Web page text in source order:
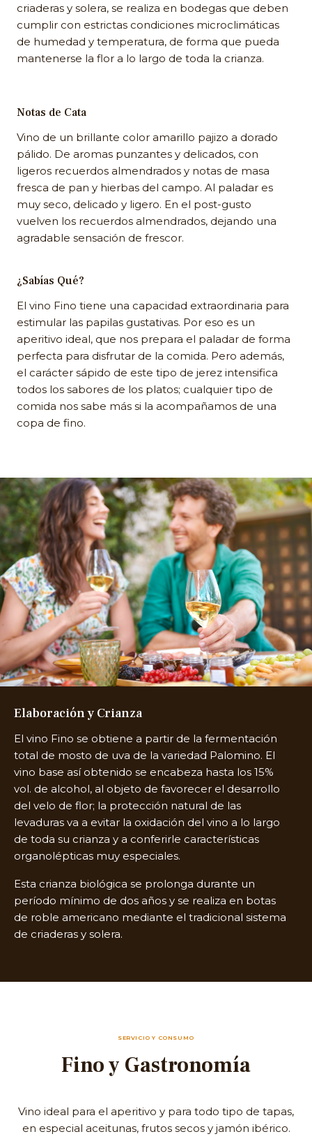
criaderas y solera, se realiza en bodegas que deben
cumplir con estrictas condiciones microclimáticas
de humedad y temperatura, de forma que pueda
mantenerse la flor a lo largo de toda la crianza.
Notas de Cata
Vino de un brillante color amarillo pajizo a dorado
pálido. De aromas punzantes y delicados, con
ligeros recuerdos almendrados y notas de masa
fresca de pan y hierbas del campo. Al paladar es
muy seco, delicado y ligero. En el post-gusto
vuelven los recuerdos almendrados, dejando una
agradable sensación de frescor.
¿Sabías Qué?
El vino Fino tiene una capacidad extraordinaria para
estimular las papilas gustativas. Por eso es un
aperitivo ideal, que nos prepara el paladar de forma
perfecta para disfrutar de la comida. Pero además,
el carácter sápido de este tipo de jerez intensifica
todos los sabores de los platos; cualquier tipo de
comida nos sabe más si la acompañamos de una
copa de fino.
Elaboración y Crianza
El vino Fino se obtiene a partir de la fermentación
total de mosto de uva de la variedad Palomino. El
vino base así obtenido se encabeza hasta los 15%
vol. de alcohol, al objeto de favorecer el desarrollo
del velo de flor; la protección natural de las
levaduras va a evitar la oxidación del vino a lo largo
de toda su crianza y a conferirle características
organolépticas muy especiales.
Esta crianza biológica se prolonga durante un
período mínimo de dos años y se realiza en botas
de roble americano mediante el tradicional sistema
de criaderas y solera.
SERVICIO Y CONSUMO
Fino y Gastronomía
Vino ideal para el aperitivo y para todo tipo de tapas,
en especial aceitunas, frutos secos y jamón ibérico.